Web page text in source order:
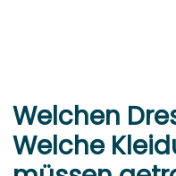
Welchen
Welche